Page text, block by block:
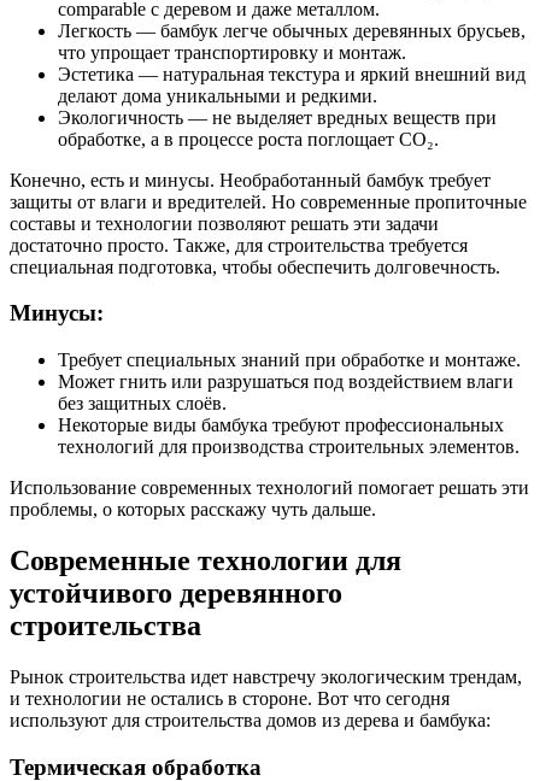
comparable с деревом и даже металлом.
Легкость — бамбук легче обычных деревянных брусьев,
что упрощает транспортировку и монтаж.
Эстетика — натуральная текстура и яркий внешний вид
делают дома уникальными и редкими.
Экологичность — не выделяет вредных веществ при
обработке, а в процессе роста поглощает CO₂.
Конечно, есть и минусы. Необработанный бамбук требует
защиты от влаги и вредителей. Но современные пропиточные
составы и технологии позволяют решать эти задачи
достаточно просто. Также, для строительства требуется
специальная подготовка, чтобы обеспечить долговечность.
Минусы:
Требует специальных знаний при обработке и монтаже.
Может гнить или разрушаться под воздействием влаги
без защитных слоёв.
Некоторые виды бамбука требуют профессиональных
технологий для производства строительных элементов.
Использование современных технологий помогает решать эти
проблемы, о которых расскажу чуть дальше.
Современные технологии для
устойчивого деревянного
строительства
Рынок строительства идет навстречу экологическим трендам,
и технологии не остались в стороне. Вот что сегодня
используют для строительства домов из дерева и бамбука:
Термическая обработка